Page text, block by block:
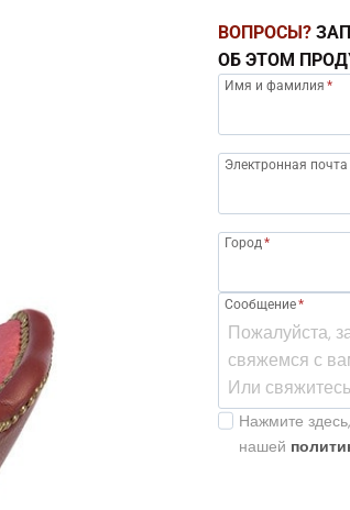
ВОПРОСЫ?
ОБ ЭТОМ
Имя и фамилия *
Электронная почта
Город*
Сообщение*
Нажмите
нашей